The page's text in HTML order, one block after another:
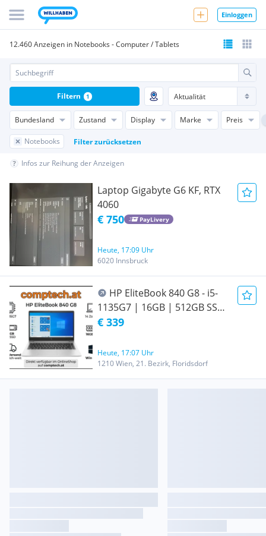
Einloggen
12.460 Anzeigen in Notebooks - Computer / Tablets
Bundesland Zustand Display Marke Preis
Notebooks Filter zurücksetzen
Filtern 1
Infos zur Reihung der Anzeigen
Laptop Gigabyte G6 KF, RTX
4060
€ 750 PayLivery
Heute, 17:09 Uhr
6020 Innsbruck
HP EliteBook 840 G8 - i5-
1135G7 | 16GB | 512GB SSD
| 14 Zoll FHD | Win 11 Pro
€ 339
Heute, 17:07 Uhr
1210 Wien, 21. Bezirk, Floridsdorf